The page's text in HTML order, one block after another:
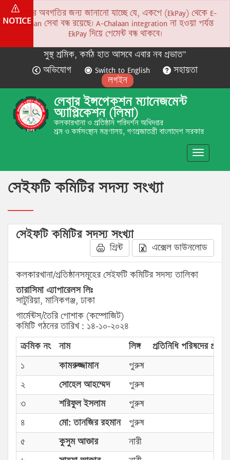
NOTICE
সকলের অবগতির জন্য জানানো যাচ্ছে যে, একপে (EkPay) থেকে E-
Chalaan সেবা বন্ধ রয়েছে। A-Chalaan integration না হওয়া পর্যন্ত
EkPay দিয়ে পেমেন্ট বন্ধ থাকবে।
সুস্থ শ্রমিক, কর্মঠ হাত আসবে এবার নব প্রভাত”
অভিযোগ
Switch to English
সহায়তা
লগইন
লেবার ইন্সপেকশন ম্যানেজমেন্ট
অ্যাপ্লিকেশন (লিমা)
কলকারখানা ও প্রতিষ্ঠান পরিদর্শন অধিদপ্তর
শ্রম ও কর্মসংস্থান মন্ত্রণালয়, গণপ্রজাতন্ত্রী বাংলাদেশ সরকার
Toggle
সেইফটি কমিটির সদস্য সংখ্যা
সেইফটি কমিটির সদস্য সংখ্যা
প্রিন্ট এক্সেল ডাউনলোড
কলকারখানা/প্রতিষ্ঠানসমূহের সেইফটি কমিটির সদস্য তালিকা
তারাসিমা এ্যাপারেলস লিঃ
সাটুরিয়া, মানিকগঞ্জ, ঢাকা
গার্মেন্টস/তৈরি পোশাক (কম্পোজিট)
কমিটি গঠনের তারিখ : ১৪-১০-২০২৪
ক্রমিক নং
নাম লিঙ্গ
প্রতিনিধি পরিষদের প্রকার
১
কামরুজ্জামান
পুরুষ
২
সোহেল আহম্মেদ
পুরুষ
৩
শরিফুল ইসলাম
পুরুষ
৪
মো: তানজির রহমান
পুরুষ
৫
কুসুম আক্তার
নারী